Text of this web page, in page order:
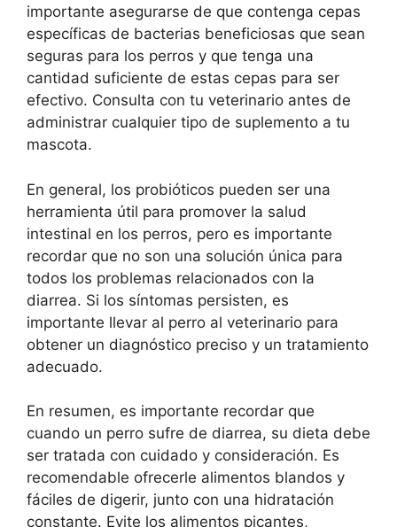
importante asegurarse de que contenga cepas
específicas de bacterias beneficiosas que sean
seguras para los perros y que tenga una
cantidad suficiente de estas cepas para ser
efectivo. Consulta con tu veterinario antes de
administrar cualquier tipo de suplemento a tu
mascota.
En general, los probióticos pueden ser una
herramienta útil para promover la salud
intestinal en los perros, pero es importante
recordar que no son una solución única para
todos los problemas relacionados con la
diarrea. Si los síntomas persisten, es
importante llevar al perro al veterinario para
obtener un diagnóstico preciso y un tratamiento
adecuado.
En resumen, es importante recordar que
cuando un perro sufre de diarrea, su dieta debe
ser tratada con cuidado y consideración. Es
recomendable ofrecerle alimentos blandos y
fáciles de digerir, junto con una hidratación
constante. Evite los alimentos picantes,